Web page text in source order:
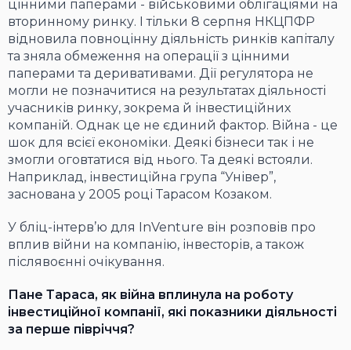
цінними паперами - військовими облігаціями на
вторинному ринку. І тільки 8 серпня НКЦПФР
відновила повноцінну діяльність ринків капіталу
та зняла обмеження на операції з цінними
паперами та деривативами. Дії регулятора не
могли не позначитися на результатах діяльності
учасників ринку, зокрема й інвестиційних
компаній. Однак це не єдиний фактор. Війна - це
шок для всієї економіки. Деякі бізнеси так і не
змогли оговтатися від нього. Та деякі встояли.
Наприклад, інвестиційна група “Універ”,
заснована у 2005 році Тарасом Козаком.
У бліц-інтерв’ю для InVenture він розповів про
вплив війни на компанію, інвесторів, а також
післявоєнні очікування.
Пане Тараса, як війна вплинула на роботу
інвестиційної компанії, які показники діяльності
за перше півріччя?